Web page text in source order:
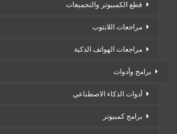
قطع الكمبيوتر والتجميعات
مراجعات اللابتوب
مراجعات الهواتف الذكية
برامج وأدوات
أدوات الذكاء الاصطناعي
برامج كمبيوتر